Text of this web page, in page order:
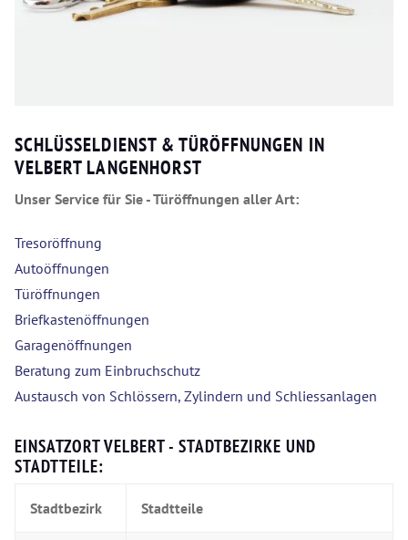
SCHLÜSSELDIENST & TÜRÖFFNUNGEN IN
VELBERT LANGENHORST
Unser Service für Sie - Türöffnungen aller Art:
Tresoröffnung
Autoöffnungen
Türöffnungen
Briefkastenöffnungen
Garagenöffnungen
Beratung zum Einbruchschutz
Austausch von Schlössern, Zylindern und Schliessanlagen
EINSATZORT VELBERT - STADTBEZIRKE UND
STADTTEILE:
Stadtbezirk Stadtteile